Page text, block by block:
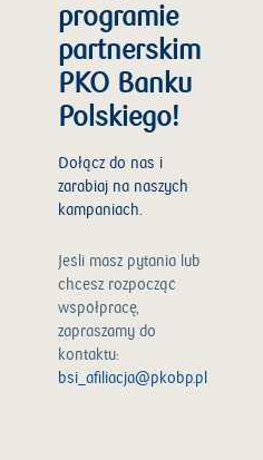
programie
partnerskim
PKO Banku
Polskiego!
Dołącz do nas i
zarabiaj na naszych
kampaniach.
Jeśli masz pytania lub
chcesz rozpocząć
współpracę,
zapraszamy do
kontaktu:
bsi_afiliacja@pkobp.pl